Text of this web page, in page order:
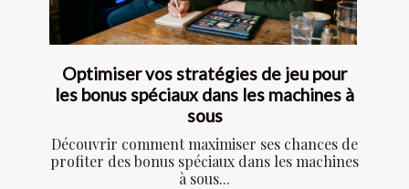
Optimiser vos stratégies de jeu pour
les bonus spéciaux dans les machines à
sous
Découvrir comment maximiser ses chances de
profiter des bonus spéciaux dans les machines
à sous...